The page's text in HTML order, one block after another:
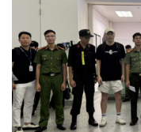
Di sản